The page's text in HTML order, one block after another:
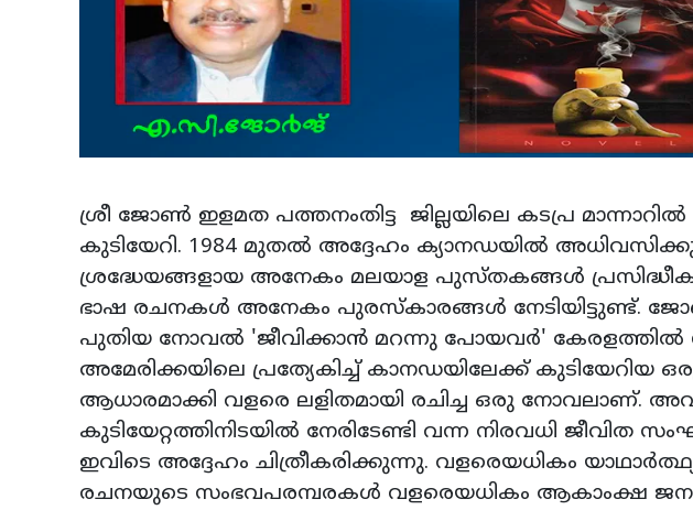
ശ്രീ ജോണ്‍ ഇളമത പത്തനംതിട്ട ജില്ലയിലെ കടപ്ര
കുടിയേറി. 1984 മുതല്‍ അദ്ദേഹം ക്യാനഡയില്‍
ശ്രദ്ധേയങ്ങളായ അനേകം മലയാള പുസ്തകങ്ങള്‍
ഭാഷ രചനകള്‍ അനേകം പുരസ്‌കാരങ്ങള്‍ നേടിയിട്ടുണ്ട്.
പുതിയ നോവല്‍ 'ജീവിക്കാന്‍ മറന്നു പോയവര്‍' കേരളത്തില്‍
അമേരിക്കയിലെ പ്രത്യേകിച്ച് കാനഡയിലേക്ക് കുടിയേറിയ
ആധാരമാക്കി വളരെ ലളിതമായി രചിച്ച ഒരു നോവലാണ്.
കുടിയേറ്റത്തിനിടയില്‍ നേരിടേണ്ടി വന്ന നിരവധി ജീവിത
ഇവിടെ അദ്ദേഹം ചിത്രീകരിക്കുന്നു. വളരെയധികം
രചനയുടെ സംഭവപരമ്പരകള്‍ വളരെയധികം ആകാംക്ഷ